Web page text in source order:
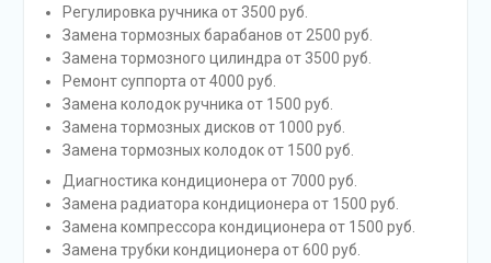
Регулировка ручника от 3500 руб.
Замена тормозных барабанов от 2500 руб.
Замена тормозного цилиндра от 3500 руб.
Ремонт суппорта от 4000 руб.
Замена колодок ручника от 1500 руб.
Замена тормозных дисков от 1000 руб.
Замена тормозных колодок от 1500 руб.
Диагностика кондиционера от 7000 руб.
Замена радиатора кондиционера от 1500 руб.
Замена компрессора кондиционера от 1500 руб.
Замена трубки кондиционера от 600 руб.